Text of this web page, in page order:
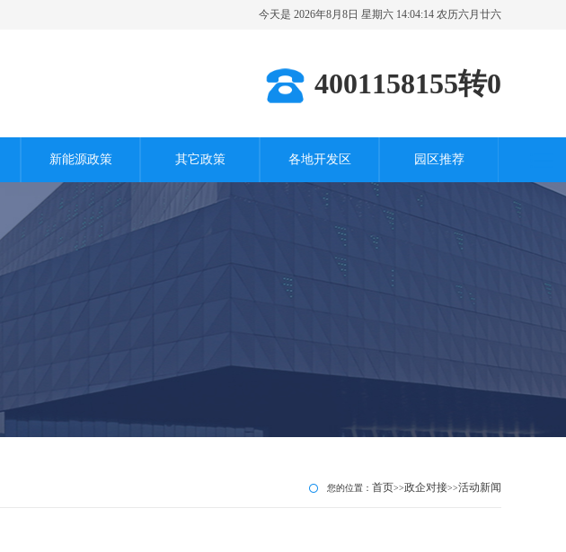
今天是 2026年8月8日 星期六 14:04:14 农历六月廿六
4001158155转0
新能源政策 其它政策 各地开发区
其它城市
园区推荐
您的位置： 首页>>政企对接>>活动新闻